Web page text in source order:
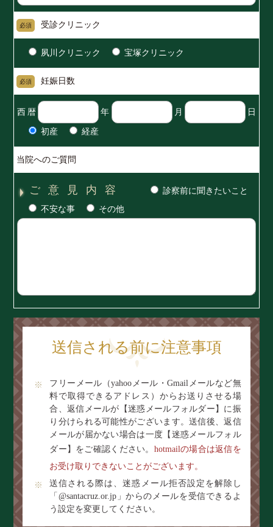
必須 受診クリニック
夙川クリニック 宝塚クリニック
必須 妊娠日数
西暦 年 月 日
初産 経産
当院へのご質問
ご意見内容
診察前に聞きたいこと
不安な事
その他
送信される前に注意事項
フリーメール（yahooメール・Gmailメールなど無
料で取得できるアドレス）からお送りさせる場
合、返信メールが【迷惑メールフォルダー】に振
り分けられる可能性がございます。送信後、返信
メールが届かない場合は一度【迷惑メールフォル
ダー】をご確認ください。 hotmailの場合は返信を
お受け取りできないことがございます。
送信される際は、迷惑メール拒否設定を解除し
「@santacruz.or.jp」からのメールを受信できるよ
う設定を変更してください。